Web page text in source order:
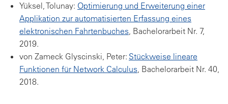
Yüksel, Tolunay: Optimierung und Erweiterung einer
Applikation zur automatisierten Erfassung eines
elektronischen Fahrtenbuches, Bachelorarbeit Nr. 7,
2019.
von Zameck Glyscinski, Peter: Stückweise lineare
Funktionen für Network Calculus, Bachelorarbeit Nr. 40,
2018.